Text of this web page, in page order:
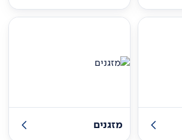
מזגנים